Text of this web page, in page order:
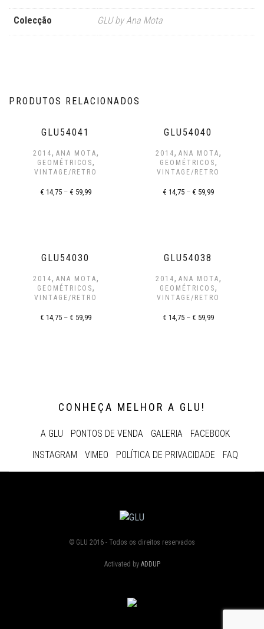
Colecção GLU by Ana Mota
PRODUTOS RELACIONADOS
GLU54041
2014, ANA MOTA,
GEOMÉTRICOS,
VINTAGE/RETRO
€ 14,75– € 59,99
GLU54040
2014, ANA MOTA,
GEOMÉTRICOS,
VINTAGE/RETRO
€ 14,75– € 59,99
GLU54030
2014, ANA MOTA,
GEOMÉTRICOS,
VINTAGE/RETRO
€ 14,75– € 59,99
GLU54038
2014, ANA MOTA,
GEOMÉTRICOS,
VINTAGE/RETRO
€ 14,75– € 59,99
CONHEÇA MELHOR A GLU!
A GLU PONTOS DE VENDA GALERIA
FACEBOOK
INSTAGRAM
VIMEO POLÍTICA DE PRIVACIDADE FAQ
© GLU 2016 - Todos os direitos reservados
Activated by ADDUP